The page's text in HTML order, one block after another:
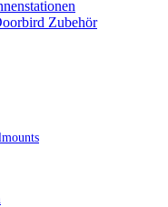
Zubehör